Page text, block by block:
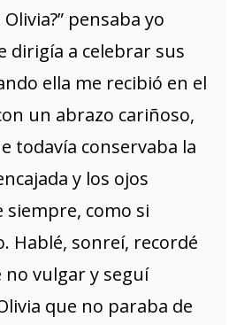
pensaba yo
dirigía a celebrar sus
ella me recibió en el
un abrazo cariñoso,
todavía conservaba la
y los ojos
siempre, como si
Hablé, sonreí, recordé
vulgar y seguí
que no paraba de